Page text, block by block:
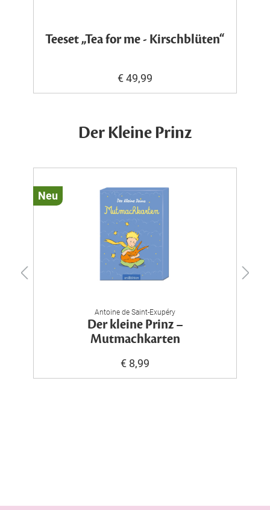
Teeset „Tea for me - Kirschblüten“
€ 49,99
Der Kleine Prinz
Neu
Antoine de Saint-Exupéry
Der kleine Prinz –
Mutmachkarten
€ 8,99